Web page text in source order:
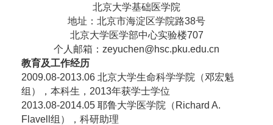
北京大学基础医学院
地址：北京市海淀区学院路38号
北京大学医学部中心实验楼707
个人邮箱：zeyuchen@hsc.pku.edu.cn
教育及工作经历
2009.08-2013.06 北京大学生命科学学院（邓宏魁
组），本科生，2013年获学士学位
2013.08-2014.05 耶鲁大学医学院（Richard A.
Flavell组），科研助理